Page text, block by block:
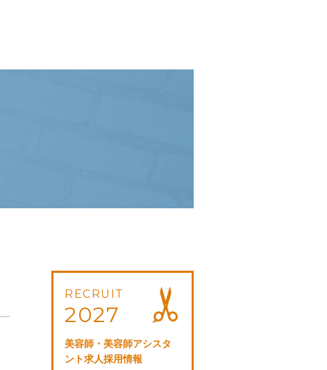
RECRUIT
2027
美容師・美容師アシスタ
ント求人採用情報